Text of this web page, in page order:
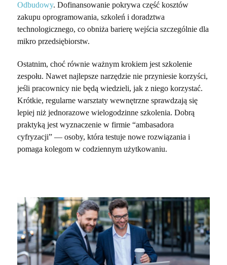
Odbudowy. Dofinansowanie pokrywa część kosztów
zakupu oprogramowania, szkoleń i doradztwa
technologicznego, co obniża barierę wejścia szczególnie dla
mikro przedsiębiorstw.
Ostatnim, choć równie ważnym krokiem jest szkolenie
zespołu. Nawet najlepsze narzędzie nie przyniesie korzyści,
jeśli pracownicy nie będą wiedzieli, jak z niego korzystać.
Krótkie, regularne warsztaty wewnętrzne sprawdzają się
lepiej niż jednorazowe wielogodzinne szkolenia. Dobrą
praktyką jest wyznaczenie w firmie “ambasadora
cyfryzacji”—osoby, która testuje nowe rozwiązania i
pomaga kolegom w codziennym użytkowaniu.